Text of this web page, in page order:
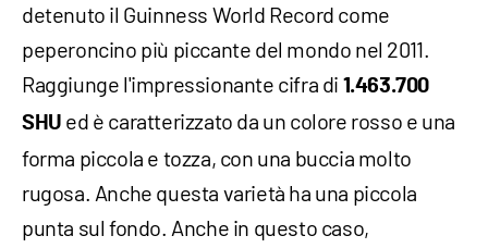
detenuto il Guinness World Record come
peperoncino più piccante del mondo nel 2011.
Raggiunge l'impressionante cifra di 1.463.700
SHU ed è caratterizzato da un colore rosso e una
forma piccola e tozza, con una buccia molto
rugosa. Anche questa varietà ha una piccola
punta sul fondo. Anche in questo caso,